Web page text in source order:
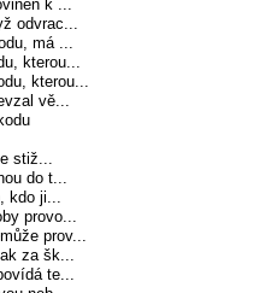
k ...
odvrac...
má ...
kterou...
kterou...
vě...
stiž...
do t...
kdo ji...
provo...
prov...
za šk...
te...